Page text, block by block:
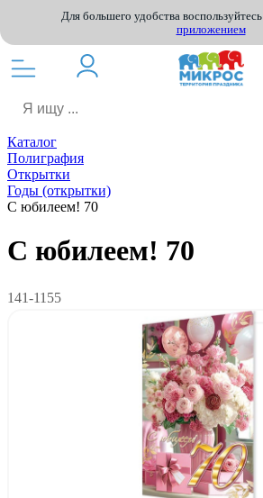
Для большего удобства воспользуйтесь
приложением
Каталог
Полиграфия
Открытки
Годы (открытки)
С юбилеем! 70
С юбилеем! 70
141-1155